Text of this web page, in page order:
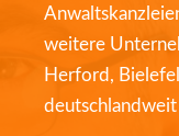
weitere
Herford,